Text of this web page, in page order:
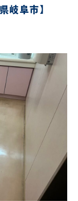
岐阜市】